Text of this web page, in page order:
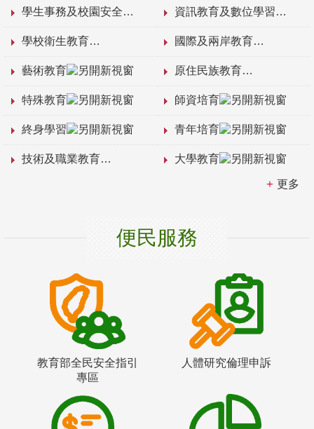
學生事務及校園安全 資訊教育及數位學習
學校衛生教育 國際及兩岸教育
藝術教育 原住民族教育
特殊教育 師資培育
終身學習 青年培育
技術及職業教育 大學教育
更多
便民服務
教育部全民安全指引
專區
人體研究倫理申訴